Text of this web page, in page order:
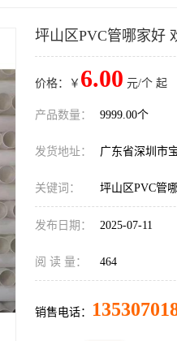
坪山区PVC管哪家好
价格：￥ 6.00 元/个 起
产品数量： 9999.00个
发货地址： 广东省深圳市
关键词： 坪山区PVC管
发布日期： 2025-07-11
阅 读 量： 464
销售电话：